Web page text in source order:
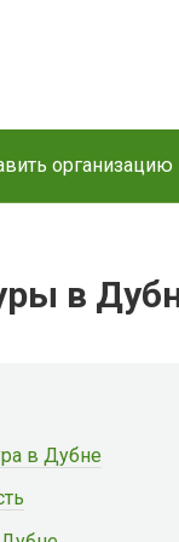
организацию
в
в Дубне